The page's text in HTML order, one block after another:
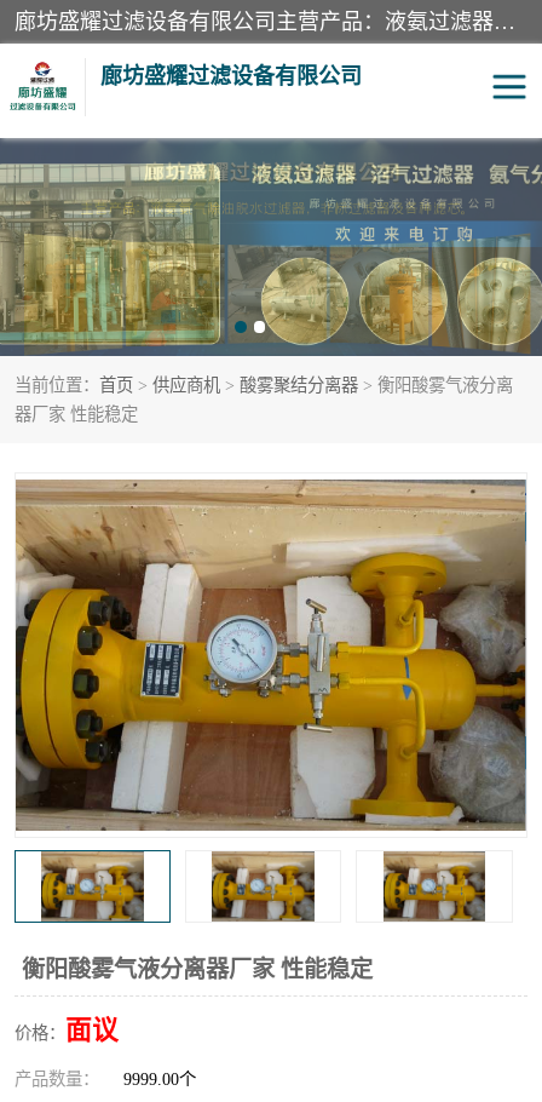
廊坊盛耀过滤设备有限公司主营产品：液氨过滤器、沼气过滤器、氨气分离器、二氧化碳过滤器、过滤器、液氨氨气过滤器、天然气过滤器、管道过滤器、*过滤器、液氨除油除水过滤器、氨气除油除水过滤器、焦炉煤气除焦油过滤器等。
廊坊盛耀过滤设备有限公司
当前位置： 首页 > 供应商机 > 酸雾聚结分离器 > 衡阳酸雾气液分离
器厂家 性能稳定
衡阳酸雾气液分离器厂家 性能稳定
价格： 面议
产品数量： 9999.00个
二氧化碳过滤器 过滤器
液氨氨气过滤器 沼气过滤器
天然气过滤器 管道过滤器
甲醇过滤器 液氨除油除水过滤器
硝酸尾气分离器 酸雾聚结分离器
高炉煤气过滤器 替代进口过滤器
化工盐酸气聚结器 耐腐蚀除雾器滤芯